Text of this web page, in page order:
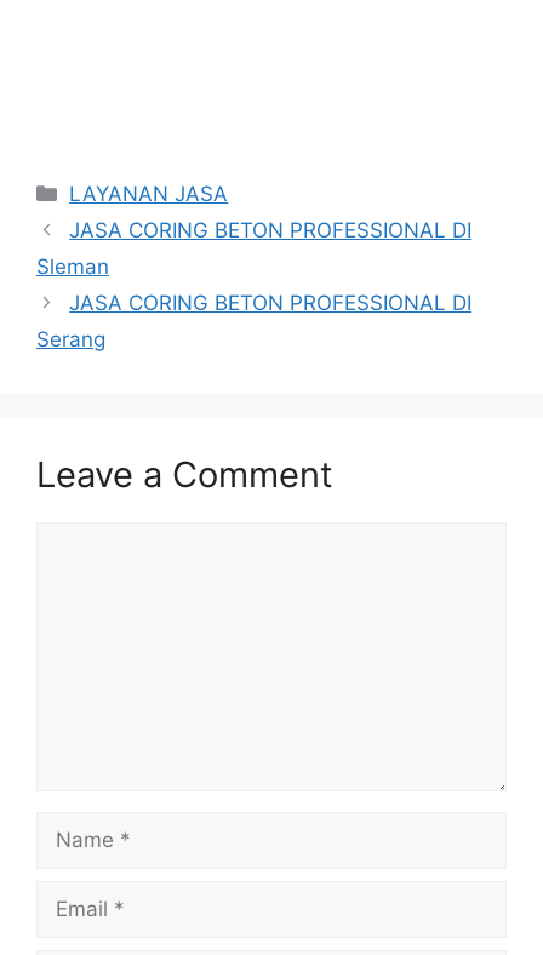
Categories
LAYANAN JASA
JASA CORING BETON PROFESSIONAL DI
Sleman
JASA CORING BETON PROFESSIONAL DI
Serang
Leave a Comment